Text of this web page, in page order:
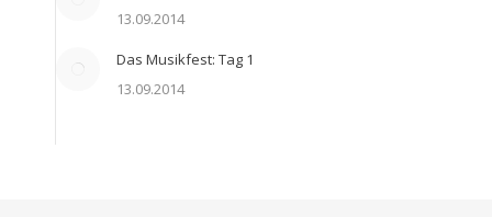
13.09.2014
Das Musikfest: Tag 1
13.09.2014